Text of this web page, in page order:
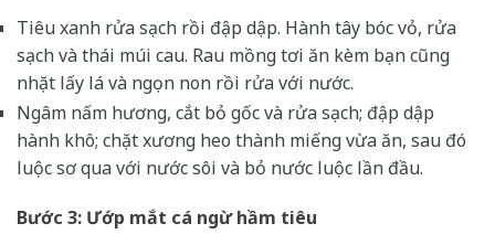
Tiêu xanh rửa sạch rồi đập dập. Hành tây bóc vỏ, rửa
sạch và thái múi cau. Rau mồng tơi ăn kèm bạn cũng
nhặt lấy lá và ngọn non rồi rửa với nước.
Ngâm nấm hương, cắt bỏ gốc và rửa sạch; đập dập
hành khô; chặt xương heo thành miếng vừa ăn, sau đó
luộc sơ qua với nước sôi và bỏ nước luộc lần đầu.
Bước 3: Ướp mắt cá ngừ hầm tiêu